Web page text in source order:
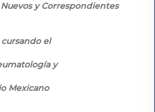
y Correspondientes
el
y
Mexicano